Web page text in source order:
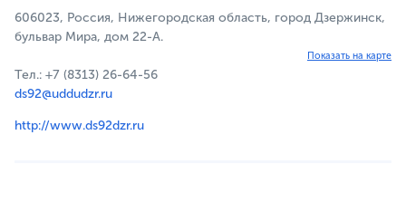
606023, Россия, Нижегородская область, город Дзержинск,
бульвар Мира, дом 22-А.
Показать на карте
Тел.: +7 (8313) 26-64-56
ds92@uddudzr.ru
http://www.ds92dzr.ru